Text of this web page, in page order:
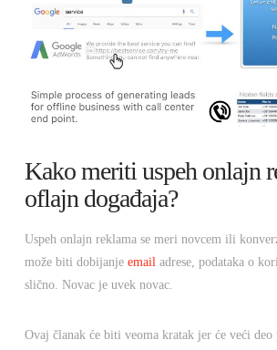
Kako meriti uspeh onlajn
oflajn događaja?
Uspeh onlajn reklama se meri novcem ili
može biti dobijanje emailadrese, podataka o
slično. Novac je uvek novac.
Ovaj članak će biti veoma kratak jer će veći